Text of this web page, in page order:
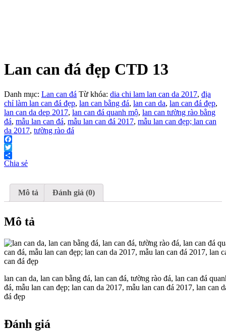
Lan can đá đẹp CTD 13
Danh mục: Lan can đá Từ khóa: dia chi lam lan can da 2017, địa
chỉ làm lan can đá đẹp, lan can bằng đá, lan can da, lan can đá đẹp,
lan can da dep 2017, lan can đá quanh mộ, lan can tường rào bằng
đá, mẫu lan can đá, mẫu lan can đá 2017, mẫu lan can đẹp; lan can
da 2017, tường rào đá
Facebook
Twitter
Chia sẻ
Mô tả Đánh giá (0)
Mô tả
lan can da, lan can bằng đá, lan can đá, tường rào đá, lan can đá
đá, mẫu lan can đẹp; lan can da 2017, mẫu lan can đá 2017, lan
đá đẹp
Đánh giá